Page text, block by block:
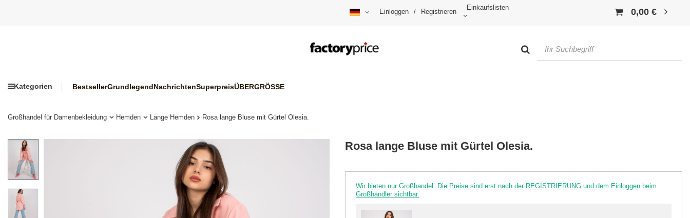
Einloggen / Registrieren
Einkaufslisten 0,00 €
Kategorien BestsellerGrundlegendNachrichtenSuperpreisÜBERGRÖSSE
Großhandel für Damenbekleidung Hemden Lange Hemden Rosa lange Bluse mit Gürtel Olesia.
Rosa lange Bluse mit Gürtel Olesia.
Wir bieten nur Großhandel. Die Preise sind erst nach der REGISTRIERUNG und dem Einloggen beim
Großhändler sichtbar.